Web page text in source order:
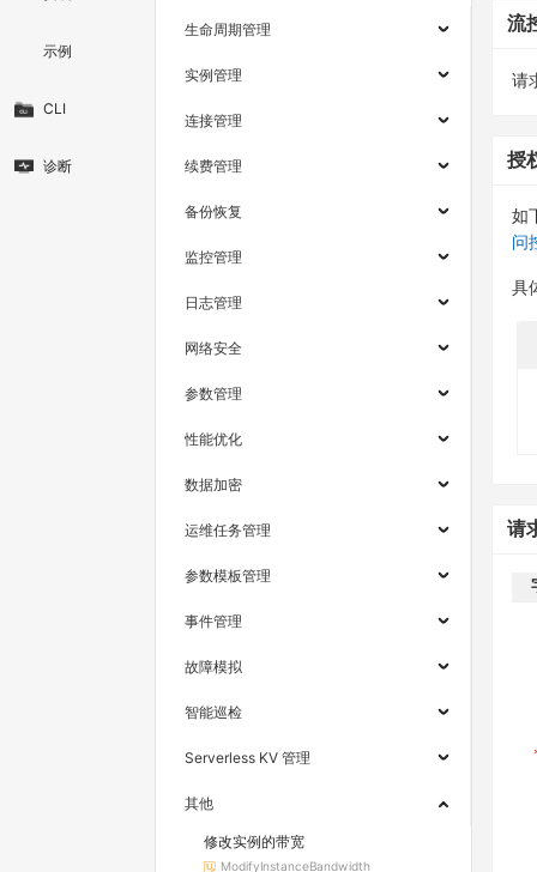
示例
CLI
诊断
生命周期管理
实例管理
连接管理
续费管理
备份恢复
监控管理
日志管理
网络安全
参数管理
性能优化
数据加密
运维任务管理
参数模板管理
事件管理
故障模拟
智能巡检
Serverless KV 管理
其他
修改实例的带宽
ModifyInstanceBandwidth
流
请
授
如
问
具
请